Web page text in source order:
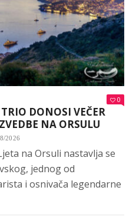
0
DONOSI VEČER
NA ORSULU
2026
na Orsuli nastavlja se
jednog od
i osnivača legendarne